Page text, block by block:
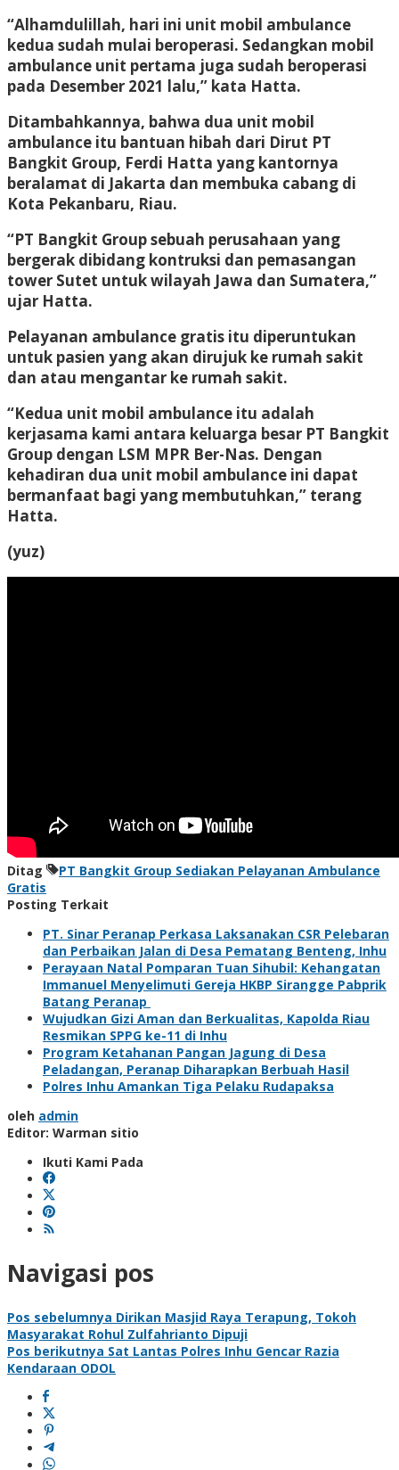
“Alhamdulillah, hari ini unit mobil ambulance
kedua sudah mulai beroperasi. Sedangkan mobil
ambulance unit pertama juga sudah beroperasi
pada Desember 2021 lalu,” kata Hatta.
Ditambahkannya, bahwa dua unit mobil
ambulance itu bantuan hibah dari Dirut PT
Bangkit Group, Ferdi Hatta yang kantornya
beralamat di Jakarta dan membuka cabang di
Kota Pekanbaru, Riau.
“PT Bangkit Group sebuah perusahaan yang
bergerak dibidang kontruksi dan pemasangan
tower Sutet untuk wilayah Jawa dan Sumatera,”
ujar Hatta.
Pelayanan ambulance gratis itu diperuntukan
untuk pasien yang akan dirujuk ke rumah sakit
dan atau mengantar ke rumah sakit.
“Kedua unit mobil ambulance itu adalah
kerjasama kami antara keluarga besar PT Bangkit
Group dengan LSM MPR Ber-Nas. Dengan
kehadiran dua unit mobil ambulance ini dapat
bermanfaat bagi yang membutuhkan,” terang
Hatta.
(yuz)
Ditag
PT Bangkit Group Sediakan Pelayanan Ambulance
Gratis
Posting Terkait
PT. Sinar Peranap Perkasa Laksanakan CSR Pelebaran
dan Perbaikan Jalan di Desa Pematang Benteng, Inhu
Perayaan Natal Pomparan Tuan Sihubil: Kehangatan
Immanuel Menyelimuti Gereja HKBP Sirangge Pabprik
Batang Peranap
Wujudkan Gizi Aman dan Berkualitas, Kapolda Riau
Resmikan SPPG ke-11 di Inhu
Program Ketahanan Pangan Jagung di Desa
Peladangan, Peranap Diharapkan Berbuah Hasil
Polres Inhu Amankan Tiga Pelaku Rudapaksa
oleh admin
Editor: Warman sitio
Ikuti Kami Pada
Navigasi pos
Pos sebelumnya Dirikan Masjid Raya Terapung, Tokoh
Masyarakat Rohul Zulfahrianto Dipuji
Pos berikutnya Sat Lantas Polres Inhu Gencar Razia
Kendaraan ODOL